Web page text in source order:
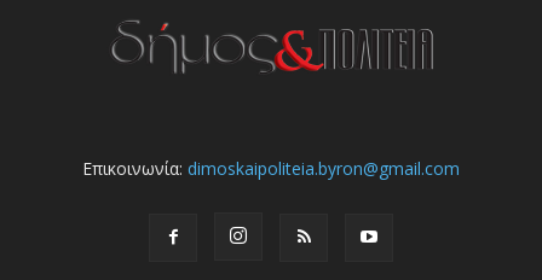
Επικοινωνία: dimoskaipoliteia.byron@gmail.com